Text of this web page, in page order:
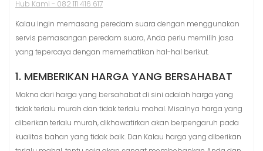
Kalau ingin memasang peredam suara dengan menggunakan
servis pemasangan peredam suara, Anda perlu memilih jasa
yang tepercaya dengan memerhatikan hal-hal berikut.
1. MEMBERIKAN HARGA YANG BERSAHABAT
Makna dari harga yang bersahabat di sini adalah harga yang
tidak terlalu murah dan tidak terlalu mahal. Misalnya harga yang
diberikan terlalu murah, dikhawatirkan akan berpengaruh pada
kualitas bahan yang tidak baik. Dan Kalau harga yang diberikan